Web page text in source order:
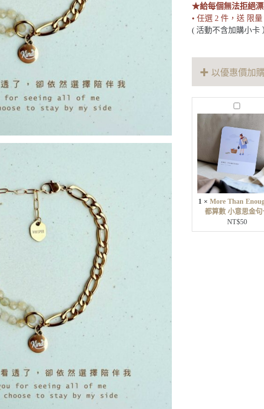
溫
暖
黃
手
★給每個無法拒絕
• 任選 2 件，送 限
( 活動不含加購小卡
✚ 以優惠價加
M
o
h
n
E
n
o
u
g
h
｜
1 × More Than
都算數 小意思金句
NT$50